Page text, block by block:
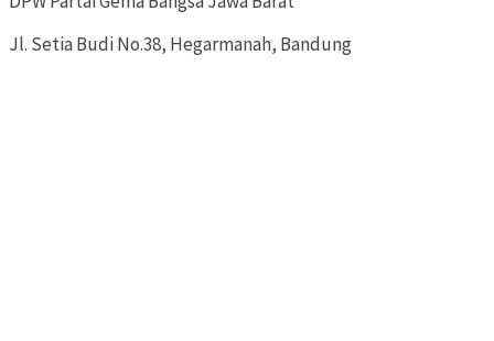
Jl. Setia Budi No.38, Hegarmanah, Bandung